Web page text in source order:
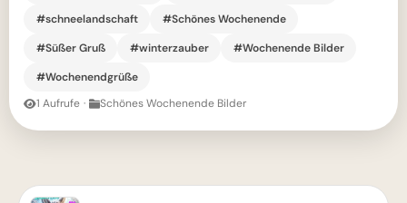
#schneelandschaft
#Schönes Wochenende
#Süßer Gruß
#winterzauber
#Wochenende Bilder
#Wochenendgrüße
1 Aufrufe · Schönes Wochenende Bilder